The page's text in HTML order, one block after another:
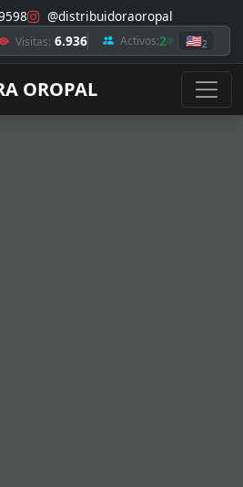
@distribuidoraoropal
Visitas: 6.936 Activos:2 🇺🇸2
OROPAL